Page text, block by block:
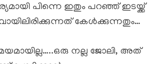
പിന്നെ ഇതും പറഞ്ഞ് ഇടയ്ക്ക്
കേൾക്കുന്നതും…
നല്ല ജോലി, അത്